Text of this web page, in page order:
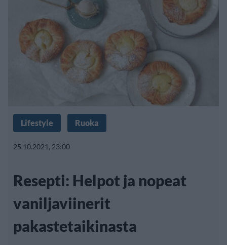
Lifestyle Ruoka
25.10.2021, 23:00
Resepti: Helpot ja nopeat
vaniljaviinerit
pakastetaikinasta